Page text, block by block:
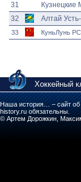
31
Кузнецкие
32
Алтай
33 КуньЛунь
Хоккейный
Наша история… – сайт об
history.ru обязательны.
© Артем Дорожкин,